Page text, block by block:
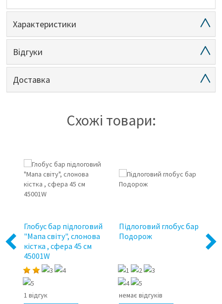
Характеристики
Відгуки
Доставка
Схожі товари:
Previous
Глобус бар підлоговий
"Мапа світу", слонова
кістка , сфера 45 см
45001W
1 відгук
Підлоговий глобус бар
Подорож
немає відгуків
Next